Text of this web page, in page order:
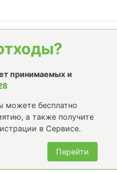
принимаемых и
можете бесплатно
а также получите
в Сервисе.
Перейти